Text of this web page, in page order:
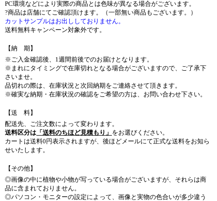
PC環境などにより実際の商品とは色味が異なる場合がございます。
?商品は店舗にてご確認頂けます。（一部無い商品もございます。）
カットサンプルはお出ししておりません。
送料無料キャンペーン対象外です。
【納 期】
※ご入金確認後、1週間前後でのお届けとなります。
※まれにタイミングで在庫切れとなる場合がございますので、ご了承下
さいませ。
品切れの際は、在庫状況と次回納期をご連絡させて頂きます。
※確実な納期・在庫状況の確認をご希望の方は、お問い合わせ下さい。
【送 料】
配送先、ご注文数によって変わります。
送料区分は 「送料のちほど見積もり」 をお選びください。
カートは送料0円表示されますが、後ほどメールにて正式な送料をお知ら
せいたします。
【その他】
◎画像の中に植物や小物が写っている場合がございますが、それらは商
品に含まれておりません。
◎パソコン・モニターの設定によって、画像と実物の色合いが多少違う